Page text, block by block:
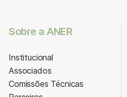
Sobre a ANER
Institucional
Associados
Comissões Técnicas